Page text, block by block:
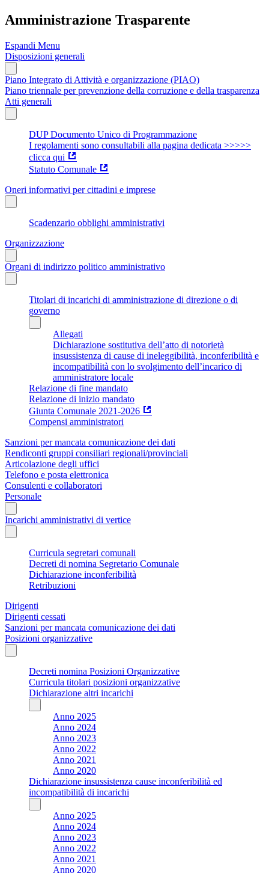
Amministrazione Trasparente
Espandi Menu
Disposizioni generali
Piano Integrato di Attività e organizzazione (PIAO)
Piano triennale per prevenzione della corruzione e della trasparenza
Atti generali
DUP Documento Unico di Programmazione
I regolamenti sono consultabili alla pagina dedicata >>>>>
clicca qui
Statuto Comunale
Oneri informativi per cittadini e imprese
Scadenzario obblighi amministrativi
Organizzazione
Organi di indirizzo politico amministrativo
Titolari di incarichi di amministrazione di direzione o di
governo
Allegati
Dichiarazione sostitutiva dell’atto di notorietà
insussistenza di cause di ineleggibilità, inconferibilità e
incompatibilità con lo svolgimento dell’incarico di
amministratore locale
Relazione di fine mandato
Relazione di inizio mandato
Giunta Comunale 2021-2026
Compensi amministratori
Sanzioni per mancata comunicazione dei dati
Rendiconti gruppi consiliari regionali/provinciali
Articolazione degli uffici
Telefono e posta elettronica
Consulenti e collaboratori
Personale
Incarichi amministrativi di vertice
Curricula segretari comunali
Decreti di nomina Segretario Comunale
Dichiarazione inconferibilità
Retribuzioni
Dirigenti
Dirigenti cessati
Sanzioni per mancata comunicazione dei dati
Posizioni organizzative
Decreti nomina Posizioni Organizzative
Curricula titolari posizioni organizzative
Dichiarazione altri incarichi
Anno 2025
Anno 2024
Anno 2023
Anno 2022
Anno 2021
Anno 2020
Dichiarazione insussistenza cause inconferibilità ed
incompatibilità di incarichi
Anno 2025
Anno 2024
Anno 2023
Anno 2022
Anno 2021
Anno 2020